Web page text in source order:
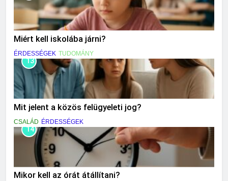
Miért kell iskolába járni?
ÉRDESSÉGEK TUDOMÁNY
13
Mit jelent a közös felügyeleti jog?
CSALÁD ÉRDESSÉGEK
14
Mikor kell az órát átállítani?